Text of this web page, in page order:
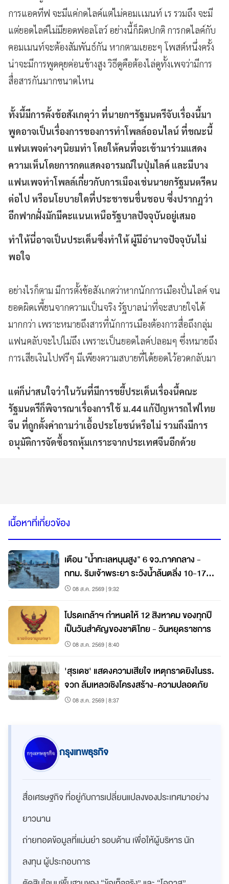
การแอคทีฟ จะมีแค่กดไลค์แต่ไม่คอมเเมนท์ เร รวมถึง จะมี
แต่ยอดไลค์ไม่มียอดฟอลโลว์ อย่างนี้ก็ผิดปกติ การกดไลค์กับ
คอมเมนท์จะต้องสัมพันธ์กัน หากตามเยอะๆ โพสต์หนึ่งครั้ง
น่าจะมีการพูดคุยค่อนข้างสูง วิธีดูคือต้องไล่ดูทั้งเพจว่ามีการ
สื่อสารกันมากขนาดไหน
ทั้งนี้มีการตั้งข้อสังเกตุว่า ที่นายกฯรัฐมนตรีจับเรื่องนี้มา
พูดอาจเป็นเรื่องการของการทำโพลล์ออนไลน์ ที่ขณะนี้
แฟนเพจต่างๆนิยมทำ โดยให้คนที่จะเข้ามาร่วมแสดง
ความเห็นโดยการกดแสดงอารมณ์ในปุ่มไลค์ และมีบาง
แฟนเพจทำโพลล์เกี่ยวกับการเมืองเช่นนายกรัฐมนตรีคน
ต่อไป หรือนโยบายใดที่ประชาชนชื่นชอบ ซึ่งปรากฏว่า
อีกฟากฝั่งมักมีคะแนนเหนือรัฐบาลปัจจุบันอยู่เสมอ
ทำให้นี่อาจเป็นประเด็นซึ่งทำให้ ผู้มีอำนาจปัจจุบันไม่
พอใจ
อย่างไรก็ตาม มีการตั้งข้อสังเกตว่าหากนักการเมืองปั่นไลค์ จน
ยอดผิดเพี้ยนจากความเป็นจริง รัฐบาลน่าที่จะสบายใจได้
มากกว่า เพราะหมายถึงสารที่นักการเมืองต้องการสื่อถึงกลุ่ม
แฟนคลับจะไปไม่ถึง เพราะเป็นยอดไลค์ปลอมๆ ซึ่งหมายถึง
การเสียเงินไปฟรีๆ มีเพียงความสบายที่ได้ยอดไว้อวดกลับมา
แต่ก็น่าสนใจว่าในวันที่มีการขยี้ประเด็นเรื่องนี้คณะ
รัฐมนตรีก็พิจารณาเรื่องการใช้ ม.44 แก้ปัญหารถไฟไทย
จีน ที่ถูกตั้งคำถามว่าเอื้อประโยชน์หรือไม่ รวมถึงมีการ
อนุมัติการจัดซื้อรถหุ้มเกราะจากประเทศจีนอีกด้วย
เนื้อหาที่เกี่ยวข้อง
เตือน "น้ำทะเลหนุนสูง" 6 จว.ภาคกลาง -
กทม. ริมเจ้าพระยา ระวังน้ำล้นตลิ่ง 10-17
ส.ค. นี้
08 ส.ค. 2569 | 9:32
โปรดเกล้าฯ กำหนดให้ 12 สิงหาคม ของทุกปี
เป็นวันสำคัญของชาติไทย - วันหยุดราชการ
08 ส.ค. 2569 | 8:40
'สุรเดช' แสดงความเสียใจ เหตุกราดยิงในรร.
จวก ล้มเหลวเชิงโครงสร้าง-ความปลอดภัย
08 ส.ค. 2569 | 8:37
กรุงเทพธุรกิจ
สื่อเศรษฐกิจ ที่อยู่กับการเปลี่ยนแปลงของประเทศมาอย่าง
ยาวนาน
ถ่ายทอดข้อมูลที่แม่นยำ รอบด้าน เพื่อให้ผู้บริหาร นัก
ลงทุน ผู้ประกอบการ